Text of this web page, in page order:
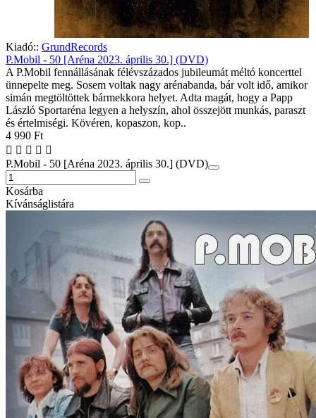
Kiadó:: GrundRecords
P.Mobil - 50 [Aréna 2023. április 30.] (DVD)
A P.Mobil fennállásának félévszázados jubileumát méltó koncerttel
ünnepelte meg. Sosem voltak nagy arénabanda, bár volt idő, amikor
simán megtöltöttek bármekkora helyet. Adta magát, hogy a Papp
László Sportaréna legyen a helyszín, ahol összejött munkás, paraszt
és értelmiségi. Kövéren, kopaszon, kop..
4 990 Ft
P.Mobil - 50 [Aréna 2023. április 30.] (DVD)
Kosárba
Kívánságlistára